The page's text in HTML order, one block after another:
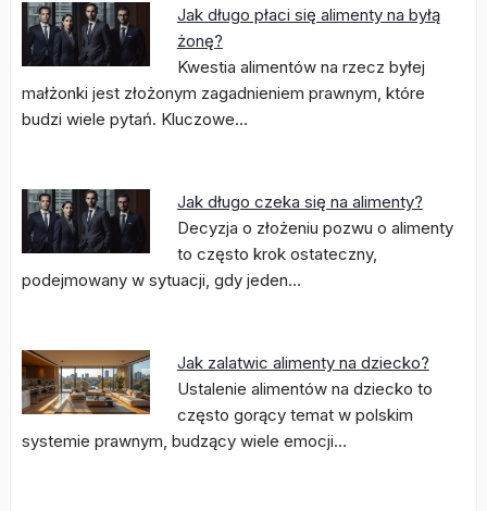
Jak długo płaci się alimenty na byłą
żonę?
Kwestia alimentów na rzecz byłej
małżonki jest złożonym zagadnieniem prawnym, które
budzi wiele pytań. Kluczowe…
Jak długo czeka się na alimenty?
Decyzja o złożeniu pozwu o alimenty
to często krok ostateczny,
podejmowany w sytuacji, gdy jeden…
Jak zalatwic alimenty na dziecko?
Ustalenie alimentów na dziecko to
często gorący temat w polskim
systemie prawnym, budzący wiele emocji…